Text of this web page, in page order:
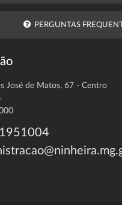
PERGUNTAS
José de Matos, 67 - Centro